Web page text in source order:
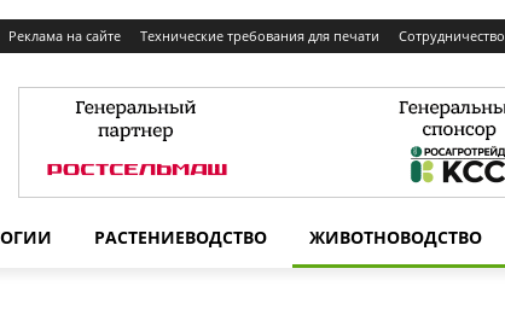
Реклама на сайте Технические требования для печати Сотрудничество
РАСТЕНИЕВОДСТВО ЖИВОТНОВОДСТВО